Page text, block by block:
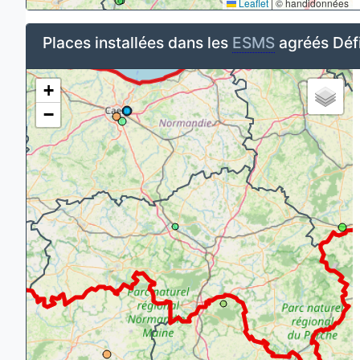
Leaflet © handidonnées
Places installées dans les ESMS agréés
+
−